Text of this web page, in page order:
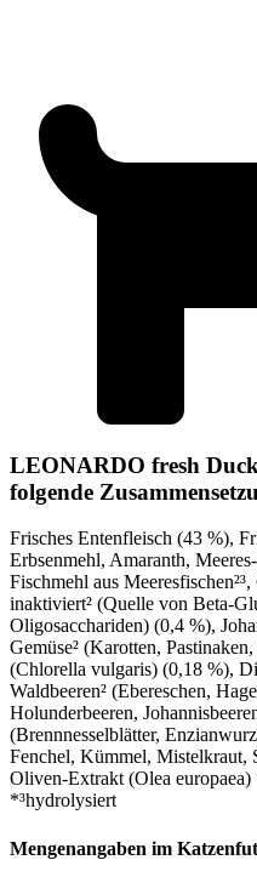
LEONARDO fresh
folgende
Frisches Entenfleisch (43 %),
Erbsenmehl, Amaranth,
Fischmehl aus
inaktiviert² (Quelle von Beta-
Oligosacchariden) (0,4 %),
Gemüse² (Karotten,
(Chlorella vulgaris) (0,18 %),
Waldbeeren² (Ebereschen,
Holunderbeeren,
(Brennnesselblätter,
Fenchel, Kümmel, Mistelkraut,
Oliven-Extrakt (Olea europaea)
*³hydrolysiert
Mengenangaben im